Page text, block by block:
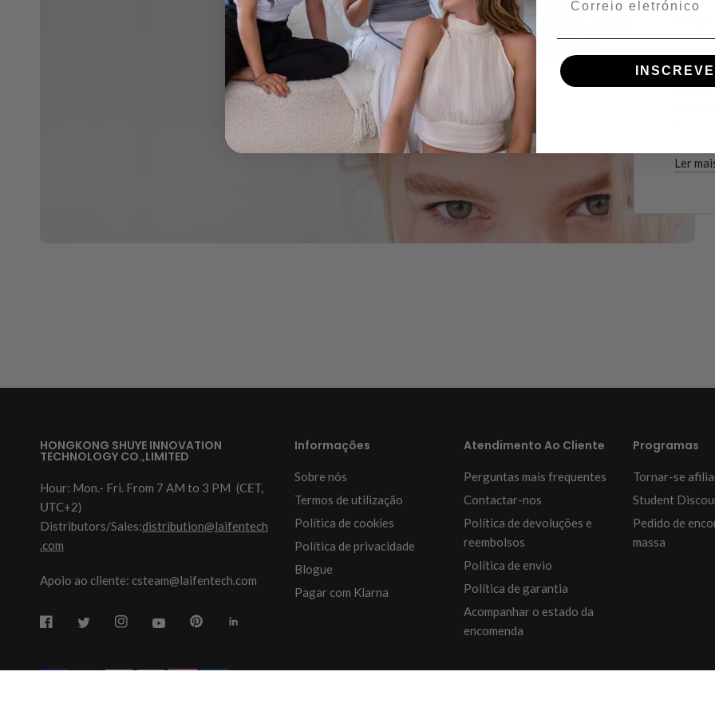
para
mais
Ler
HONGKONG SHUYE INNOVATION
TECHNOLOGY CO.,LIMITED
Hour: Mon.- Fri. From 7 AM to 3 PM (CET,
UTC+2)
Distributors/Sales:distribution@laifentech
.com
Apoio ao cliente: csteam@laifentech.com
Informações
Sobre nós
Termos de utilização
Política de cookies
Política de privacidade
Blogue
Pagar com Klarna
Atendimento Ao Cliente
Perguntas mais frequentes
Contactar-nos
Política de devoluções e
reembolsos
Política de envio
Política de garantia
Acompanhar o estado da
encomenda
Programas
Tornar-se
Student
Pedido de
massa